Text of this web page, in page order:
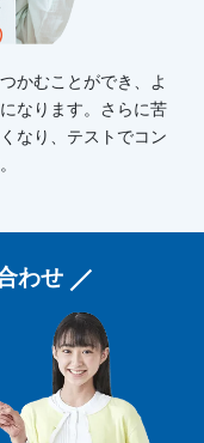
かむことができ、よ
なります。さらに苦
なり、テストでコン
わせ